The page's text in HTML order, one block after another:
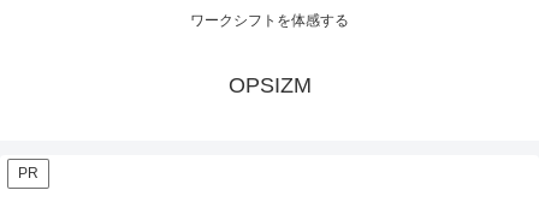
ワークシフトを体感する
OPSIZM
PR